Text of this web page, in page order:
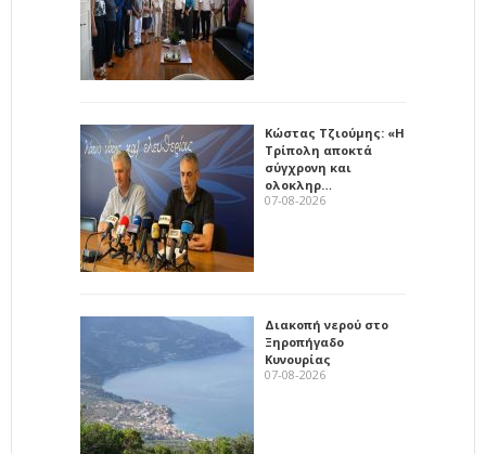
Κώστας Τζιούμης: «Η
Τρίπολη αποκτά
σύγχρονη και
ολοκληρ…
07-08-2026
Διακοπή νερού στο
Ξηροπήγαδο
Κυνουρίας
07-08-2026